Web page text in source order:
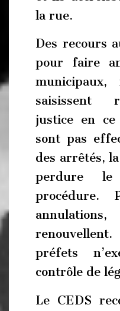
la rue.
Des recours
pour faire
municipaux,
saisissent
justice en
sont pas
des arrêtés,
perdure
procédure.
préfets
contrôle de
Le CEDS